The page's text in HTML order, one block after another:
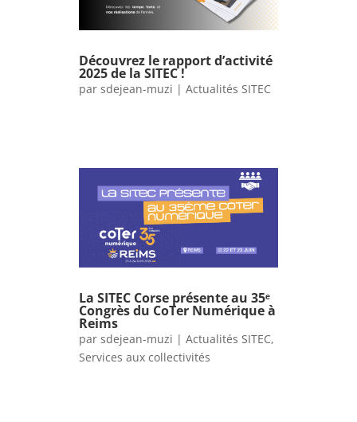
Découvrez le rapport d’activité
2025 de la SITEC !
par sdejean-muzi | Actualités SITEC
La SITEC Corse présente au 35ᵉ
Congrès du CoTer Numérique à
Reims
par sdejean-muzi | Actualités SITEC,
Services aux collectivités